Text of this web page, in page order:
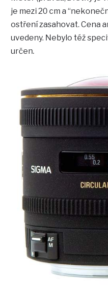
je mezi 20 cm a
ostření zasahovat. Cena
uvedeny. Nebylo též
určen.